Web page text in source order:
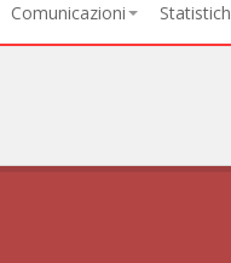
Comunicazioni